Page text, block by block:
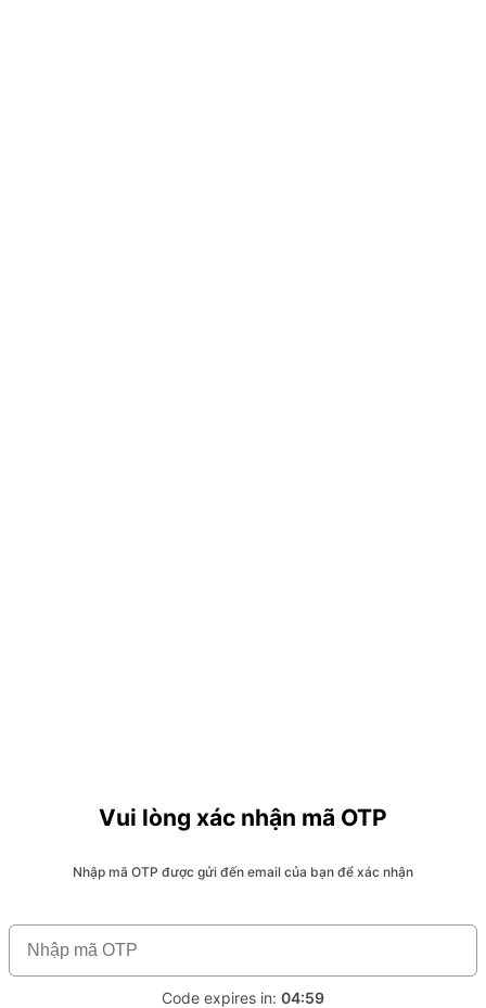
Vui lòng xác nhận mã OTP
Nhập mã OTP được gửi đến email của bạn để xác nhận
Code expires in: 04:59